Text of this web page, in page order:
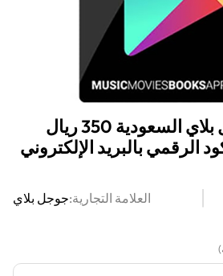
بطاقة هدايا جوجل بلاي السعودية 350 ريال
الرقمي بالبريد الإلكتروني
العلامة التجارية:جوجل بلاي
)